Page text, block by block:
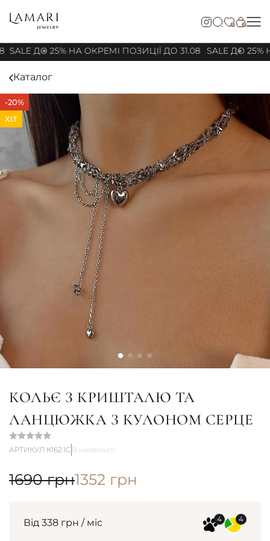
0 0
SALE ДО 25% НА ОКРЕМІ ПОЗИЦІЇ ДО 31.08 SALE ДО 25%
Каталог
-20%
ХІТ
КОЛЬЄ З КРИШТАЛЮ ТА
ЛАНЦЮЖКА З КУЛОНОМ СЕРЦЕ
АРТИКУЛ К162.1С В наявності
1690грн1352 грн
Від 338 грн / міс